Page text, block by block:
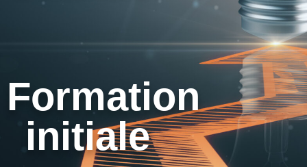
Formation
initiale